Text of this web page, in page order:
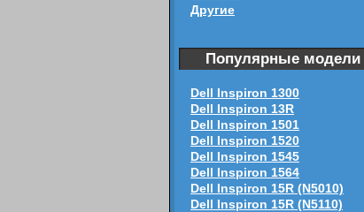
Другие
Популярные модели
Dell Inspiron 1300
Dell Inspiron 13R
Dell Inspiron 1501
Dell Inspiron 1520
Dell Inspiron 1545
Dell Inspiron 1564
Dell Inspiron 15R (N5010)
Dell Inspiron 15R (N5110)